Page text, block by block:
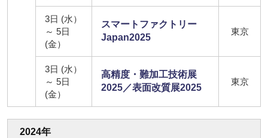
3日 (水）
～ 5日
(金）
スマートファクトリー
Japan2025
東京
3日 (水）
～ 5日
(金）
高精度・難加工技術展
2025／表面改質展2025
東京
2024年